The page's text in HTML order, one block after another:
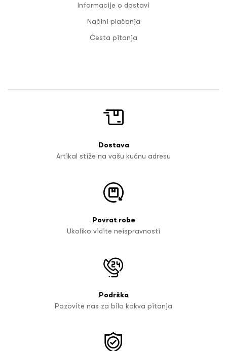
Informacije o dostavi
Načini plaćanja
Česta pitanja
Dostava
Artikal stiže na vašu kućnu adresu
Povrat robe
Ukoliko vidite neispravnosti
Podrška
Pozovite nas za bilo kakva pitanja